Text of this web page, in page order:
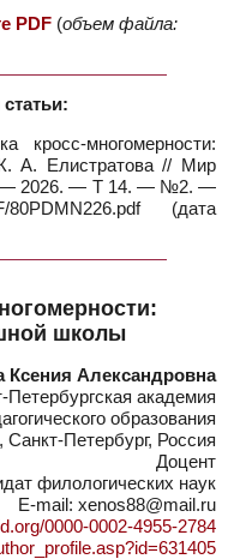
PDF (объем файла:
кросс-многомерности:
А. Елистратова // Мир
— 2026. — Т 14. — №2. —
80PDMN226.pdf (дата
школы
Ксения Александровна
академия
образования
Петербург, Россия
Доцент
филологических наук
E-mail: xenos88@mail.ru
0000-0002-4955-2784